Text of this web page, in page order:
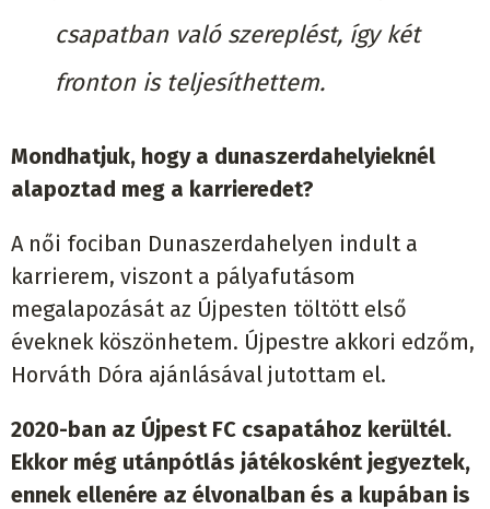
csapatban való szereplést, így két
fronton is teljesíthettem.
Mondhatjuk, hogy a dunaszerdahelyieknél
alapoztad meg a karrieredet?
A női fociban Dunaszerdahelyen indult a
karrierem, viszont a pályafutásom
megalapozását az Újpesten töltött első
éveknek köszönhetem. Újpestre akkori edzőm,
Horváth Dóra ajánlásával jutottam el.
2020-ban az Újpest FC csapatához kerültél.
Ekkor még utánpótlás játékosként jegyeztek,
ennek ellenére az élvonalban és a kupában is